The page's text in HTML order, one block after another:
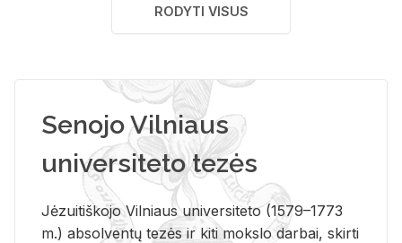
RODYTI VISUS
Senojo Vilniaus
universiteto tezės
Jėzuitiškojo Vilniaus universiteto (1579–1773
m.) absolventų tezės ir kiti mokslo darbai, skirti